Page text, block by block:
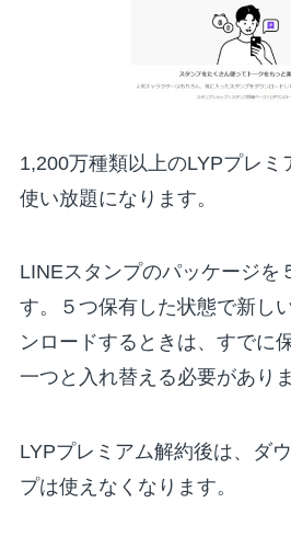
1,200万種類以上のLYPプレミ
使い放題になります。
LINEスタンプのパッケージを
す。５つ保有した状態で新し
ンロードするときは、すでに
一つと入れ替える必要がありま
LYPプレミアム解約後は、ダ
プは使えなくなります。